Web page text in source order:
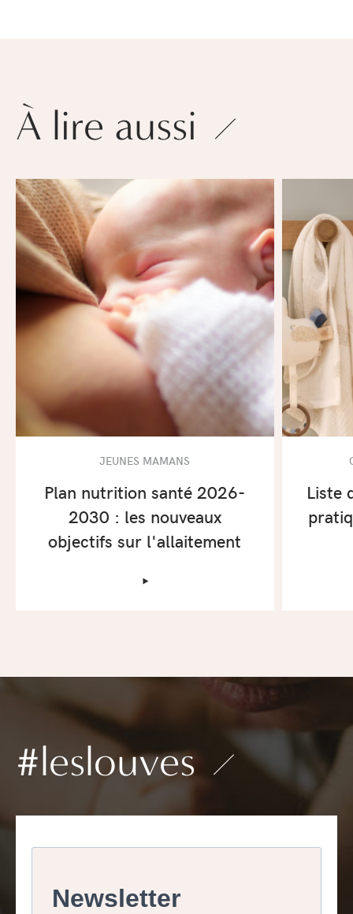
À lire aussi
JEUNES MAMANS
Plan nutrition santé 2026-
2030 : les nouveaux
objectifs sur l'allaitement
‣
Liste
#leslouves